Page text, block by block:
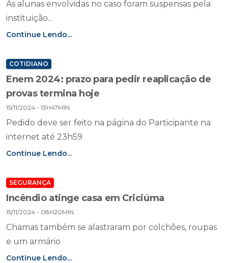
As alunas envolvidas no caso foram suspensas pela
instituição...
Continue Lendo...
COTIDIANO
Enem 2024: prazo para pedir reaplicação de
provas termina hoje
15/11/2024 - 13H47MIN
Pedido deve ser feito na página do Participante na
internet até 23h59
Continue Lendo...
SEGURANÇA
Incêndio atinge casa em Criciúma
15/11/2024 - 08H20MIN
Chamas também se alastraram por colchões, roupas
e um armário
Continue Lendo...